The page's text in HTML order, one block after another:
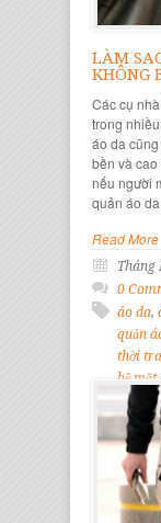
LÀM
KHÔNG
Các cụ
trong
áo da cũng
bền và
nếu người
quản áo
Read More
Tháng
0
áo da,
quản
thời
bề mặt